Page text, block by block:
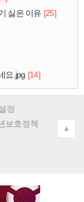
싫은 이유 [25]
요.jpg [14]
정
보호정책
▲